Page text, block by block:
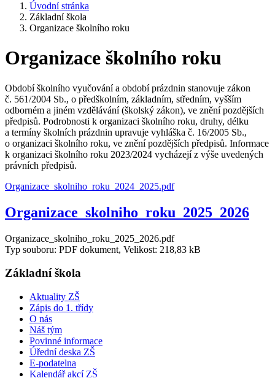
Úvodní stránka
Základní škola
Organizace školního roku
Organizace školního roku
Období školního vyučování a období prázdnin stanovuje zákon
č. 561/2004 Sb., o předškolním, základním, středním, vyšším
odborném a jiném vzdělávání (školský zákon), ve znění pozdějších
předpisů. Podrobnosti k organizaci školního roku, druhy, délku
a termíny školních prázdnin upravuje vyhláška č. 16/2005 Sb.,
o organizaci školního roku, ve znění pozdějších předpisů. Informace
k organizaci školního roku 2023/2024 vycházejí z výše uvedených
právních předpisů.
Organizace_skolniho_roku_2024_2025.pdf
Organizace_skolniho_roku_2025_2026
Organizace_skolniho_roku_2025_2026.pdf
Typ souboru: PDF dokument, Velikost: 218,83 kB
Základní škola
Aktuality ZŠ
Zápis do 1. třídy
O nás
Náš tým
Povinné informace
Úřední deska ZŠ
E-podatelna
Kalendář akcí ZŠ